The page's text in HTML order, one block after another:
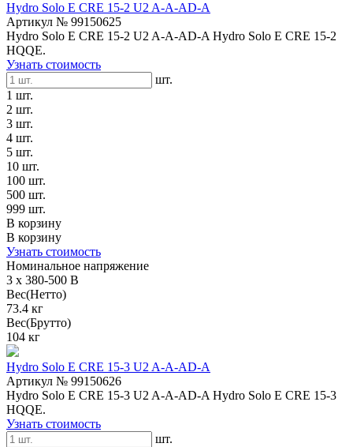
Hydro Solo E CRE 15-2 U2 A-A-AD-A
Артикул № 99150625
Hydro Solo E CRE 15-2 U2 A-A-AD-A Hydro Solo E CRE 15-2
HQQE.
Узнать стоимость
шт.
1 шт.
2 шт.
3 шт.
4 шт.
5 шт.
10 шт.
100 шт.
500 шт.
999 шт.
В корзину
В корзину
Узнать стоимость
Номинальное напряжение
3 x 380-500 В
Вес(Нетто)
73.4 кг
Вес(Брутто)
104 кг
Hydro Solo E CRE 15-3 U2 A-A-AD-A
Артикул № 99150626
Hydro Solo E CRE 15-3 U2 A-A-AD-A Hydro Solo E CRE 15-3
HQQE.
Узнать стоимость
шт.